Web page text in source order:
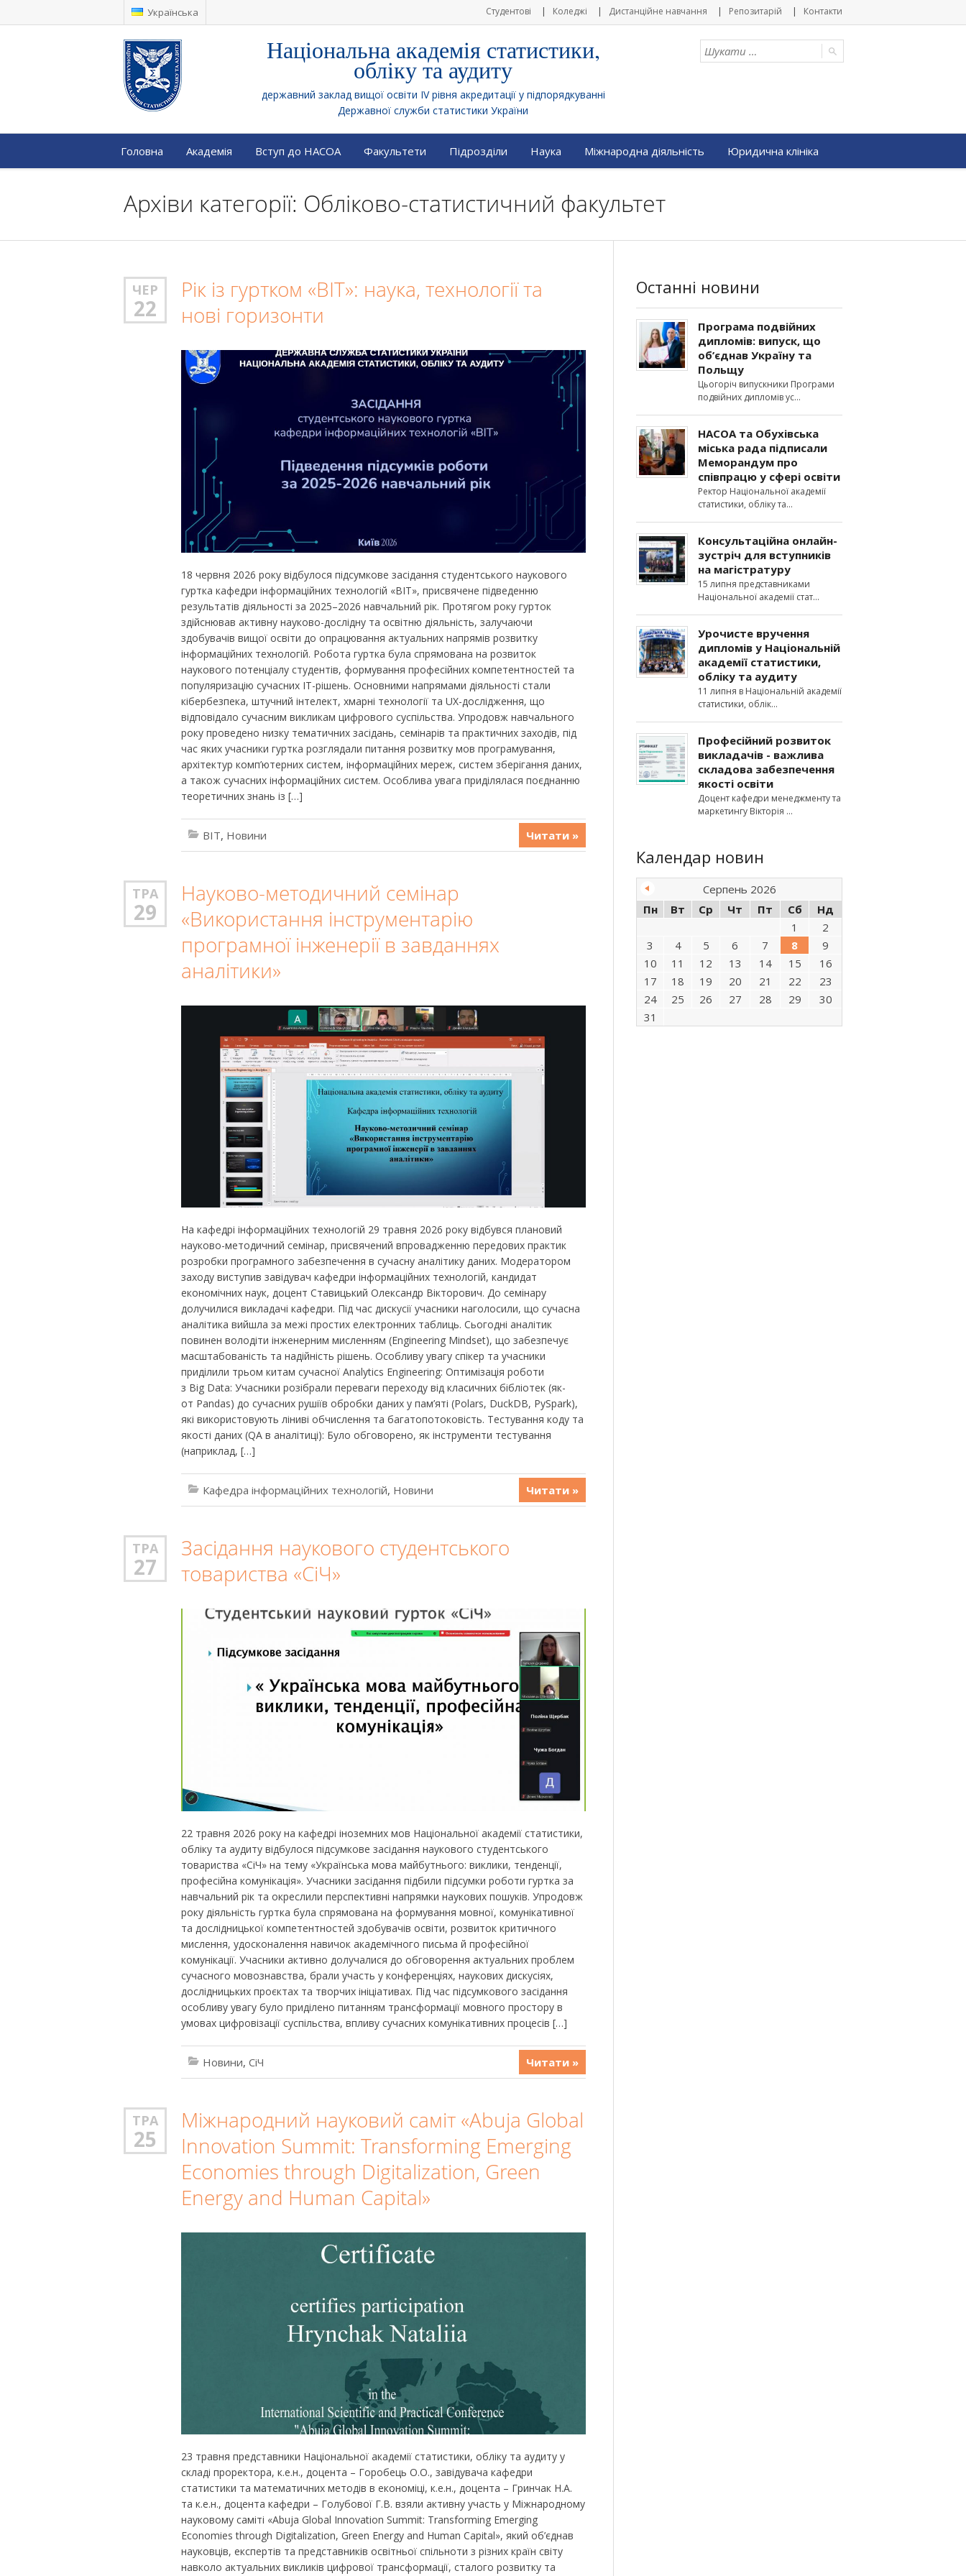
Українська Студентові Коледжі Дистанційне навчання Репозитарій Контакти
Національна академія статистики,
обліку та аудиту
державний заклад вищої освіти IV рівня акредитації у підпорядкуванні
Державної служби статистики України
Головна Академія Вступ до НАСОА Факультети Підрозділи Наука Міжнародна діяльність Юридична клініка
Архіви категорії: Обліково-статистичний факультет
ЧЕР
22
Рік із гуртком «BIT»: наука, технології та
нові горизонти
18 червня 2026 року відбулося підсумкове засідання студентського наукового
гуртка кафедри інформаційних технологій «BIT», присвячене підведенню
результатів діяльності за 2025–2026 навчальний рік. Протягом року гурток
здійснював активну науково-дослідну та освітню діяльність, залучаючи
здобувачів вищої освіти до опрацювання актуальних напрямів розвитку
інформаційних технологій. Робота гуртка була спрямована на розвиток
наукового потенціалу студентів, формування професійних компетентностей та
популяризацію сучасних ІТ-рішень. Основними напрямами діяльності стали
кібербезпека, штучний інтелект, хмарні технології та UX-дослідження, що
відповідало сучасним викликам цифрового суспільства. Упродовж навчального
року проведено низку тематичних засідань, семінарів та практичних заходів, під
час яких учасники гуртка розглядали питання розвитку мов програмування,
архітектур комп’ютерних систем, інформаційних мереж, систем зберігання даних,
а також сучасних інформаційних систем. Особлива увага приділялася поєднанню
теоретичних знань із […]
BIT, Новини Читати »
ТРА
29
Науково-методичний семінар
«Використання інструментарію
програмної інженерії в завданнях
аналітики»
На кафедрі інформаційних технологій 29 травня 2026 року відбувся плановий
науково-методичний семінар, присвячений впровадженню передових практик
розробки програмного забезпечення в сучасну аналітику даних. Модератором
заходу виступив завідувач кафедри інформаційних технологій, кандидат
економічних наук, доцент Ставицький Олександр Вікторович. До семінару
долучилися викладачі кафедри. Під час дискусії учасники наголосили, що сучасна
аналітика вийшла за межі простих електронних таблиць. Сьогодні аналітик
повинен володіти інженерним мисленням (Engineering Mindset), що забезпечує
масштабованість та надійність рішень. Особливу увагу спікер та учасники
приділили трьом китам сучасної Analytics Engineering: Оптимізація роботи
з Big Data: Учасники розібрали переваги переходу від класичних бібліотек (як-
от Pandas) до сучасних рушіїв обробки даних у пам’яті (Polars, DuckDB, PySpark),
які використовують ліниві обчислення та багатопотоковість. Тестування коду та
якості даних (QA в аналітиці): Було обговорено, як інструменти тестування
(наприклад, […]
Кафедра інформаційних технологій, Новини Читати »
ТРА
27
Засідання наукового студентського
товариства «СіЧ»
22 травня 2026 року на кафедрі іноземних мов Національної академії статистики,
обліку та аудиту відбулося підсумкове засідання наукового студентського
товариства «СіЧ» на тему «Українська мова майбутнього: виклики, тенденції,
професійна комунікація». Учасники засідання підбили підсумки роботи гуртка за
навчальний рік та окреслили перспективні напрямки наукових пошуків. Упродовж
року діяльність гуртка була спрямована на формування мовної, комунікативної
та дослідницької компетентностей здобувачів освіти, розвиток критичного
мислення, удосконалення навичок академічного письма й професійної
комунікації. Учасники активно долучалися до обговорення актуальних проблем
сучасного мовознавства, брали участь у конференціях, наукових дискусіях,
дослідницьких проєктах та творчих ініціативах. Під час підсумкового засідання
особливу увагу було приділено питанням трансформації мовного простору в
умовах цифровізації суспільства, впливу сучасних комунікативних процесів […]
Новини, СіЧ Читати »
ТРА
25
Міжнародний науковий саміт «Abuja Global
Innovation Summit: Transforming Emerging
Economies through Digitalization, Green
Energy and Human Capital»
23 травня представники Національної академії статистики, обліку та аудиту у
складі проректора, к.е.н., доцента – Горобець О.О., завідувача кафедри
статистики та математичних методів в економіці, к.е.н., доцента – Гринчак Н.А.
та к.е.н., доцента кафедри – Голубової Г.В. взяли активну участь у Міжнародному
науковому саміті «Abuja Global Innovation Summit: Transforming Emerging
Economies through Digitalization, Green Energy and Human Capital», який об’єднав
науковців, експертів та представників освітньої спільноти з різних країн світу
навколо актуальних викликів цифрової трансформації, сталого розвитку та
Останні новини
Програма подвійних
дипломів: випуск, що
об’єднав Україну та
Польщу
Цьогоріч випускники Програми
подвійних дипломів ус
НАСОА та Обухівська
міська рада підписали
Меморандум про
співпрацю у сфері освіти
Ректор Національної академії
статистики, обліку та
Консультаційна онлайн-
зустріч для вступників
на магістратуру
15 липня представниками
Національної академії стат
Урочисте вручення
дипломів у Національній
академії статистики,
обліку та аудиту
11 липня в Національній академії
статистики, облік
Професійний розвиток
викладачів - важлива
складова забезпечення
якості освіти
Доцент кафедри менеджменту та
маркетингу Вікторія
Календар новин
Серпень 2026
Пн
Вт Ср Чт Пт Сб
Нд
1
2
3
4 5 6 7 8
9
10
11 12 13 14 15
16
17
18 19 20 21 22
23
24
25 26 27 28 29
30
31